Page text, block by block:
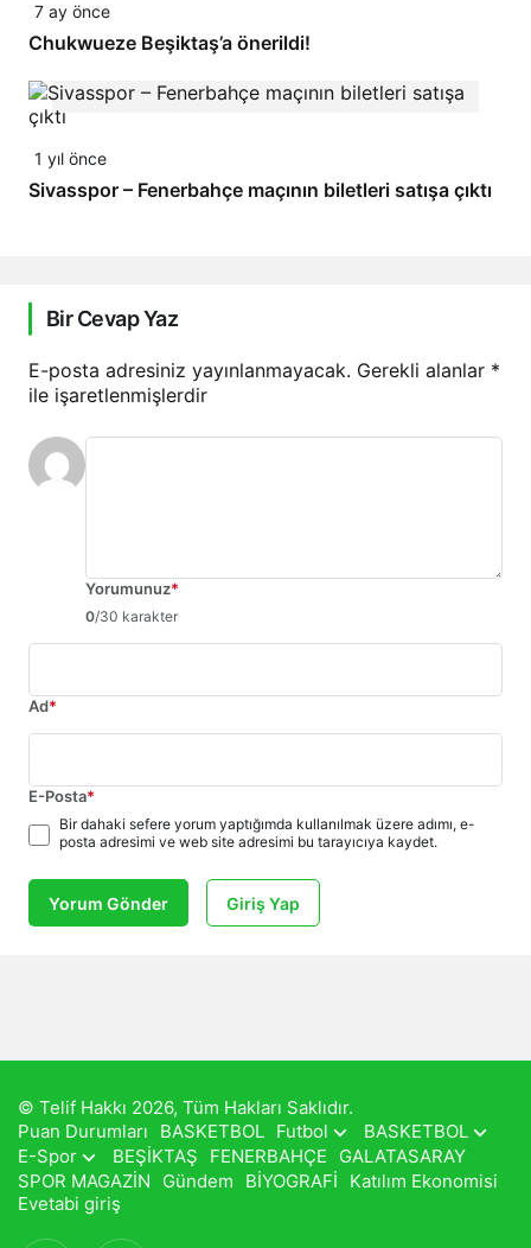
7 ay önce
Chukwueze Beşiktaş’a önerildi!
1 yıl önce
Sivasspor – Fenerbahçe maçının biletleri satışa çıktı
Bir Cevap Yaz
E-posta adresiniz yayınlanmayacak. Gerekli alanlar *
ile işaretlenmişlerdir
Yorumunuz*
0/30 karakter
Ad*
E-Posta*
Bir dahaki sefere yorum yaptığımda kullanılmak üzere adımı, e-
posta adresimi ve web site adresimi bu tarayıcıya kaydet.
Yorum Gönder Giriş Yap
© Telif Hakkı 2026, Tüm Hakları Saklıdır.
Puan Durumları
BASKETBOL Futbol
BASKETBOL
E-Spor
BEŞİKTAŞ FENERBAHÇE
GALATASARAY
SPOR MAGAZİN
Gündem BİYOGRAFİ
Katılım Ekonomisi
Evetabi giriş